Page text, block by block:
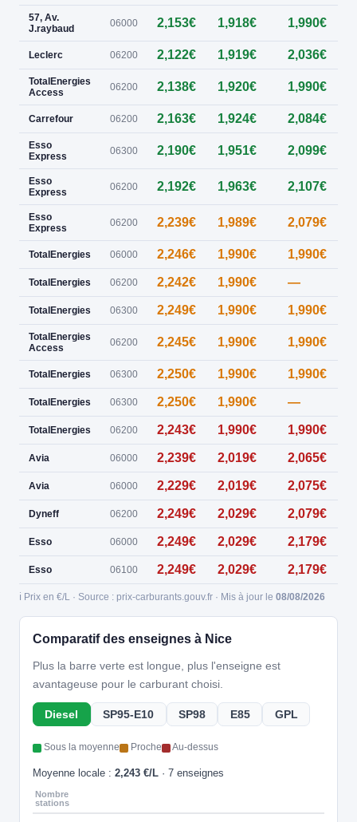
57, Av.
J.raybaud
06000 2,153€ 1,918€ 1,990€
Leclerc 06200 2,122€ 1,919€ 2,036€
TotalEnergies
Access
06200 2,138€ 1,920€ 1,990€
Carrefour 06200 2,163€ 1,924€ 2,084€
Esso
Express
06300 2,190€ 1,951€ 2,099€
Esso
Express
06200 2,192€ 1,963€ 2,107€
Esso
Express
06200 2,239€ 1,989€ 2,079€
TotalEnergies 06000 2,246€ 1,990€ 1,990€
TotalEnergies 06200 2,242€ 1,990€ —
TotalEnergies 06300 2,249€ 1,990€ 1,990€
TotalEnergies
Access
06200 2,245€ 1,990€ 1,990€
TotalEnergies 06300 2,250€ 1,990€ 1,990€
TotalEnergies 06300 2,250€ 1,990€ —
TotalEnergies 06200 2,243€ 1,990€ 1,990€
Avia 06000 2,239€ 2,019€ 2,065€
Avia 06000 2,229€ 2,019€ 2,075€
Dyneff 06200 2,249€ 2,029€ 2,079€
Esso 06000 2,249€ 2,029€ 2,179€
Esso 06100 2,249€ 2,029€ 2,179€
ℹ️ Prix en €/L · Source : prix-carburants.gouv.fr · Mis à jour le 08/08/2026
Comparatif des enseignes à Nice
Plus la barre verte est longue, plus l'enseigne est
avantageuse pour le carburant choisi.
Diesel SP95-E10 SP98 E85 GPL
Sous la moyenne Proche Au-dessus
Moyenne locale : 2,243 €/L · 7 enseignes
Nombre
stations